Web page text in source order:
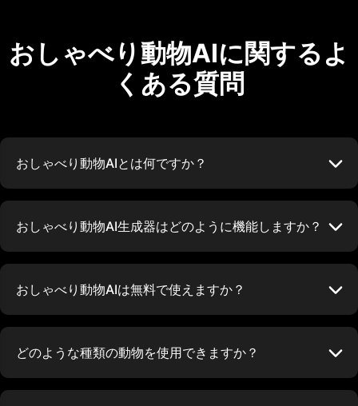
おしゃべり動物AIに関するよ
くある質問
おしゃべり動物AIとは何ですか？
おしゃべり動物AI生成器はどのように機能しますか？
おしゃべり動物AIは無料で使えますか？
どのような種類の動物を使用できますか？